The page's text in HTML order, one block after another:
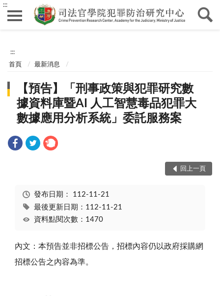
:::
:::
首頁 最新消息
【預告】「刑事政策與犯罪研究數
據資料庫暨AI ⼈⼯智慧毒品犯罪⼤
數據應⽤分析系統」委託服務案
回上一頁
發布日期： 112-11-21
最後更新日期：112-11-21
資料點閱次數：1470
內文：本預告並非招標公告，招標內容仍以政府採購網
招標公告之內容為準。